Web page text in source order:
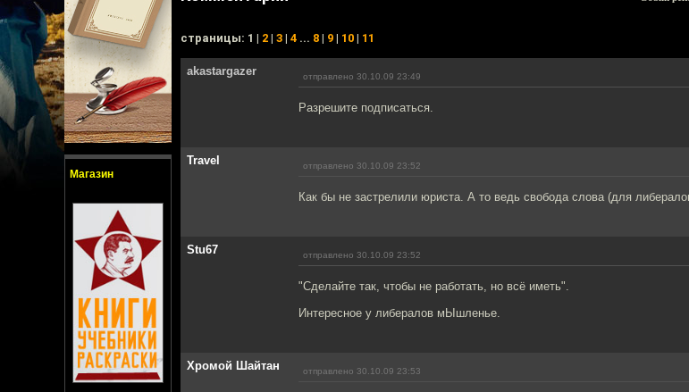
Магазин
cтраницы: 1 | 2 | 3 | 4 ... 8 | 9 | 10 | 11
akastargazer отправлено 30.10.09 23:49
Разрешите подписаться.
Travel отправлено 30.10.09 23:52
Как бы не застрелили юриста. А то ведь свобода слова (для
Stu67 отправлено 30.10.09 23:52
"Сделайте так, чтобы не работать, но всё иметь".
Интересное у либералов мЫшленье.
Хромой Шайтан отправлено 30.10.09 23:53